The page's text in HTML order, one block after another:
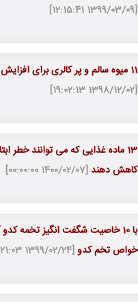
[1399/03/09 12:15:41]
11 میوه سالم و پر کالری برای افزایش وزن شما
[1398/12/02 19:02:13]
13 ماده غذایی که می توانند خطر
کاهش دهند[1400/02/07 00:00:00]
با 10 خاصیت شگفت انگیز تخمه
خواص تخم کدو[1399/02/24 12:21:03]